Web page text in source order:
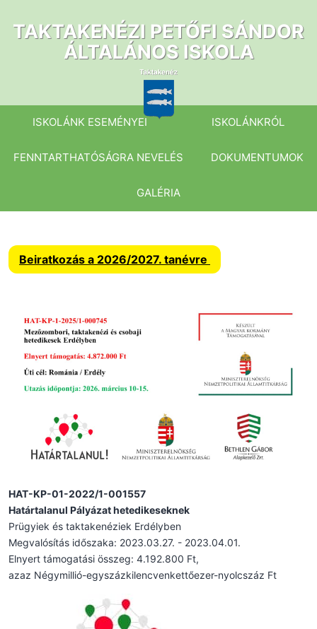
tartalomhoz
TAKTAKENÉZI PETŐFI SÁNDOR
ÁLTALÁNOS ISKOLA
ISKOLÁNK ESEMÉNYEI ISKOLÁNKRÓL
FENNTARTHATÓSÁGRA NEVELÉS DOKUMENTUMOK
GALÉRIA
Beiratkozás a 2026/2027. tanévre
HAT-KP-01-2022/1-001557
Határtalanul Pályázat hetedikeseknek
Prügyiek és taktakenéziek Erdélyben
Megvalósítás időszaka: 2023.03.27. - 2023.04.01.
Elnyert támogatási összeg: 4.192.800 Ft,
azaz Négymillió-egyszázkilencvenkettőezer-nyolcszáz Ft